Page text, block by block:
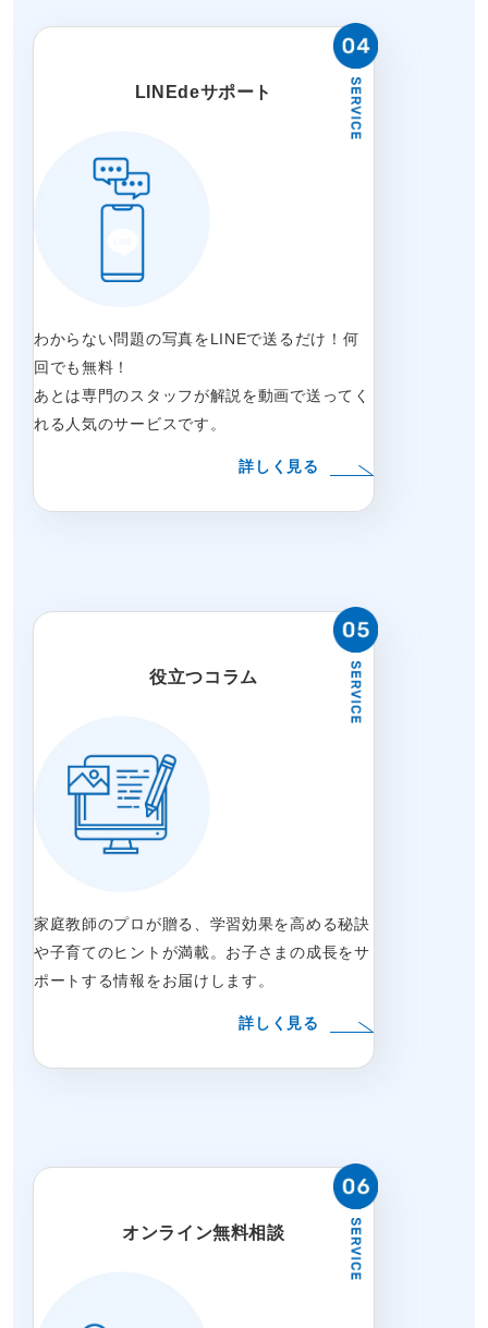
LINEdeサポート
わからない問題の写真をLINEで送るだけ！何
回でも無料！
あとは専門のスタッフが解説を動画で送ってく
れる人気のサービスです。
詳しく見る
役立つコラム
家庭教師のプロが贈る、学習効果を高める秘訣
や子育てのヒントが満載。お子さまの成長をサ
ポートする情報をお届けします。
詳しく見る
オンライン無料相談